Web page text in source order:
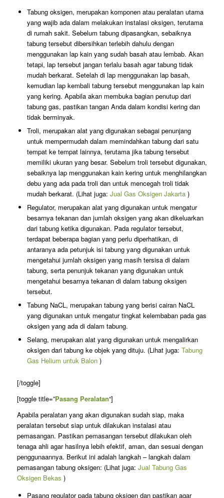
Tabung oksigen, merupakan komponen atau peralatan utama
yang wajib ada dalam melakukan instalasi oksigen, terutama
di rumah sakit. Sebelum tabung dipasangkan, sebaiknya
tabung tersebut dibersihkan terlebih dahulu dengan
menggunakan lap kain yang sudah basah atau lembab. Akan
tetapi, lap tersebut jangan terlalu basah agar tabung tidak
mudah berkarat. Setelah di lap menggunakan lap basah,
kemudian lap kembali tabung tersebut menggunakan lap kain
yang kering. Apabila akan membuka bagian penutup dari
tabung gas, pastikan tangan Anda dalam kondisi kering dan
tidak berminyak.
Troli, merupakan alat yang digunakan sebagai penunjang
untuk mempermudah dalam memindahkan tabung dari satu
tempat ke tempat lainnya, terutama jika tabung tersebut
memiliki ukuran yang besar. Sebelum troli tersebut digunakan,
sebaiknya lap menggunakan kain kering untuk menghilangkan
debu yang ada pada troli dan untuk mencegah troli tidak
mudah berkarat. (Lihat juga: Jual Gas Oksigen Jakarta)
Regulator, merupakan alat yang digunakan untuk mengatur
besarnya tekanan dan jumlah oksigen yang akan dikeluarkan
dari tabung ketika digunakan. Pada regulator tersebut,
terdapat beberapa bagian yang perlu diperhatikan, di
antaranya ada petunjuk isi tabung yang digunakan untuk
mengetahui jumlah oksigen yang masih tersisa di dalam
tabung, serta penunjuk tekanan yang digunakan untuk
mengetahui besarnya tekanan di dalam tabung oksigen
tersebut.
Tabung NaCL, merupakan tabung yang berisi cairan NaCL
yang digunakan untuk mengatur tingkat kelembaban pada gas
oksigen yang ada di dalam tabung.
Selang, merupakan alat yang digunakan untuk mengalirkan
oksigen dari tabung ke objek yang dituju. (Lihat juga: Tabung
Gas Helium untuk Balon)
[/toggle]
[toggle title=”Pasang Peralatan“]
Apabila peralatan yang akan digunakan sudah siap, maka
peralatan tersebut siap untuk dilakukan instalasi atau
pemasangan. Pastikan pemasangan tersebut dilakukan oleh
tenaga ahli agar hasilnya lebih efektif, aman, dan sesuai dengan
penggunaannya. Berikut ini adalah langkah – langkah dalam
pemasangan tabung oksigen: (Lihat juga: Jual Tabung Gas
Oksigen Bekas )
Pasang regulator pada tabung oksigen dan pastikan agar